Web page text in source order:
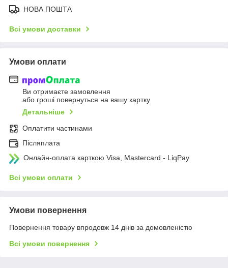
НОВА ПОШТА
Всі умови доставки
Умови оплати
Ви отримаєте замовлення
або гроші повернуться на вашу картку
Детальніше
Оплатити частинами
Післяплата
Онлайн-оплата карткою Visa, Mastercard - LiqPay
Всі умови оплати
Умови повернення
Повернення товару впродовж 14 днів за домовленістю
Всі умови повернення